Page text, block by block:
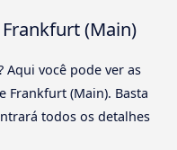
(Main)
Aqui você pode ver as
Frankfurt (Main). Basta
todos os detalhes